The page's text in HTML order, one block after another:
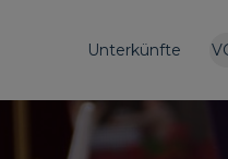
Unterkünfte